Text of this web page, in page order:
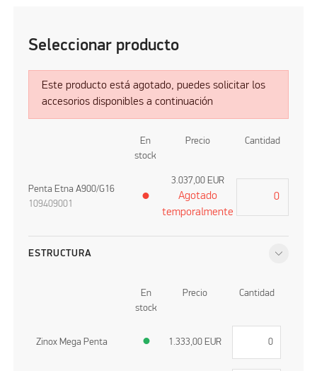
Seleccionar producto
Este producto está agotado, puedes solicitar los
accesorios disponibles a continuación
En
stock
Precio Cantidad
Penta Etna A900/G16
109409001
●
3.037,00 EUR
Agotado
temporalmente
ESTRUCTURA
En
stock
Precio Cantidad
Zinox Mega Penta ● 1.333,00 EUR